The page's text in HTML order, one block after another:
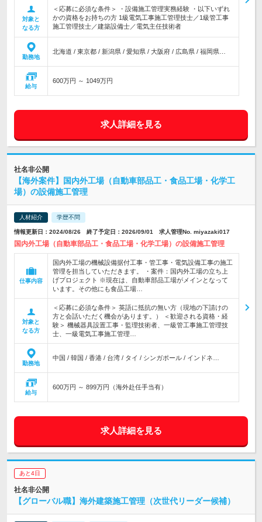
対象と
なる方
＜応募に必須な条件＞ ・設備施工管理実務経験 ・以下いずれ
かの資格をお持ちの方 1級電気工事施工管理技士／1級管工事
施工管理技士／建築設備士／電気主任技術者
勤務地
北海道 / 東京都 / 新潟県 / 愛知県 / 大阪府 / 広島県 / 福岡県…
給与
600万円 ～ 1049万円
求人詳細を見る
社名非公開
【海外案件】国内外工場（自動車部品工・食品工場・化学工
場）の設備施工管理
人材紹介 学歴不問
情報更新日：2024/08/26 終了予定日：2026/09/01 求人管理No. miyazaki017
国内外工場（自動車部品工・食品工場・化学工場）の設備施工管理
仕事内容
国内外工場の機械設備据付工事・管工事・電気設備工事の施工
管理を担当していただきます。 ・案件：国内外工場の立ち上
げプロジェクト ※現在は、自動車部品工場がメインとなって
います。その他にも食品工場…
対象と
なる方
＜応募に必須な条件＞ 英語に抵抗の無い方（現地の下請けの
方と会話いただく機会があります。） ＜歓迎される資格・経
験＞ 機械器具設置工事・監理技術者、一級管工事施工管理技
士、一級電気工事施工管理…
勤務地
中国 / 韓国 / 香港 / 台湾 / タイ / シンガポール / インドネ…
給与
600万円 ～ 899万円（海外赴任手当有）
求人詳細を見る
あと4日
社名非公開
【グローバル職】海外建築施工管理（次世代リーダー候補）